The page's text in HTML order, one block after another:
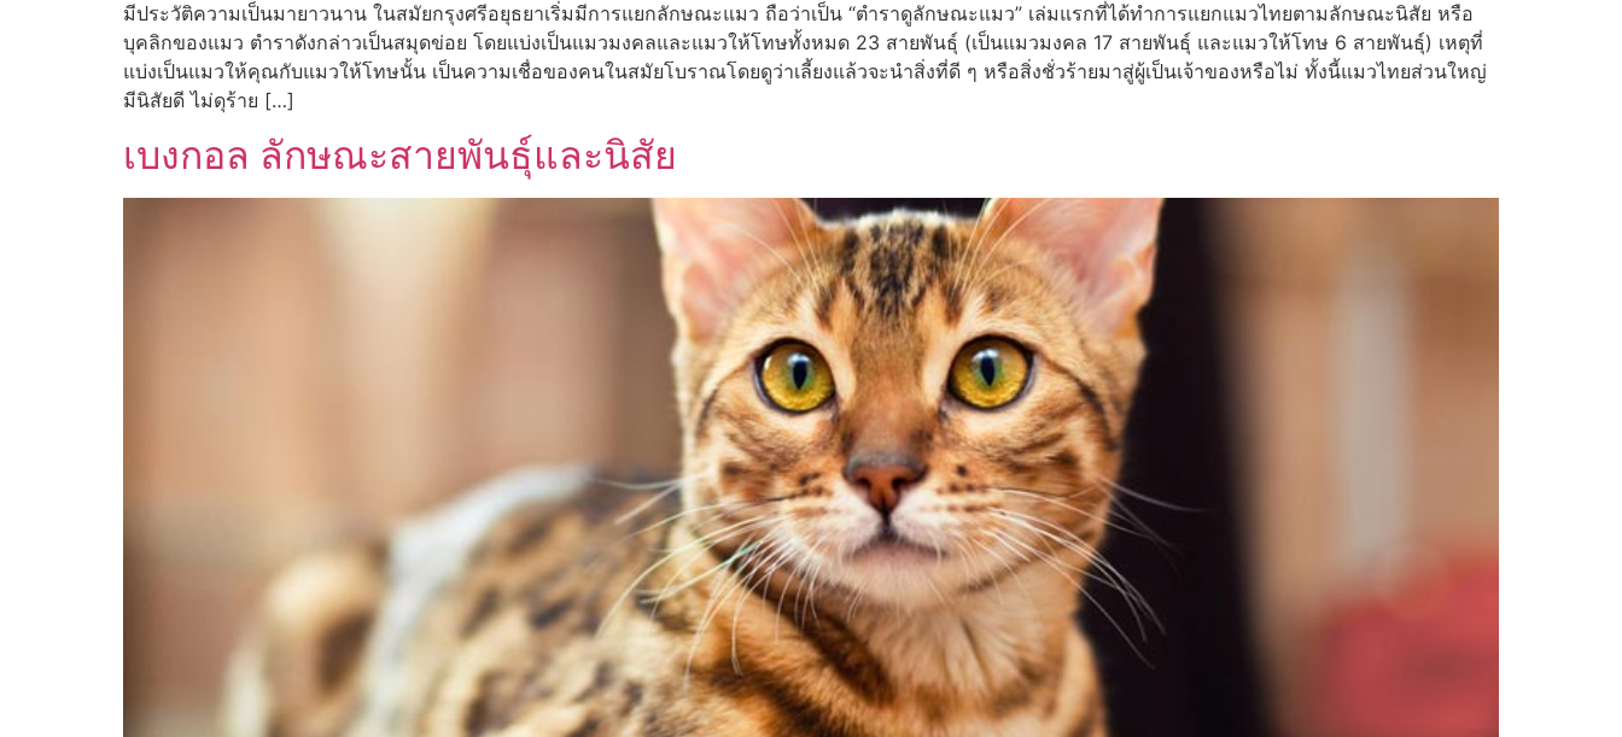
มีประวัติความเป็นมายาวนาน ในสมัยกรุงศรีอยุธยาเริ่มมีการแยกลักษณะแมว ถือว่าเป็น “ตำราดูลักษณะแมว” เล่มแรกที่ได้ทำการแยกแมวไทยตามลักษณะนิสัย หรือ
บุคลิกของแมว ตำราดังกล่าวเป็นสมุดข่อย โดยแบ่งเป็นแมวมงคลและแมวให้โทษทั้งหมด 23 สายพันธุ์ (เป็นแมวมงคล 17 สายพันธุ์ และแมวให้โทษ 6 สายพันธุ์) เหตุที่
แบ่งเป็นแมวให้คุณกับแมวให้โทษนั้น เป็นความเชื่อของคนในสมัยโบราณโดยดูว่าเลี้ยงแล้วจะนำสิ่งที่ดี ๆ หรือสิ่งชั่วร้ายมาสู่ผู้เป็นเจ้าของหรือไม่ ทั้งนี้แมวไทยส่วนใหญ่
มีนิสัยดี ไม่ดุร้าย […]
เบงกอล ลักษณะสายพันธุ์และนิสัย